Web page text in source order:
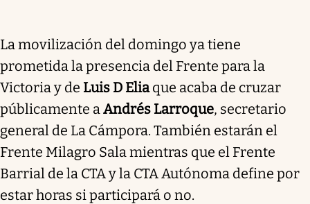
La movilización del domingo ya tiene
prometida la presencia del Frente para la
Victoria y de Luis D Eliaque acaba de cruzar
públicamente aAndrés Larroque, secretario
general de La Cámpora. También estarán el
Frente Milagro Sala mientras que el Frente
Barrial de la CTA y la CTA Autónoma define por
estar horas si participará o no.